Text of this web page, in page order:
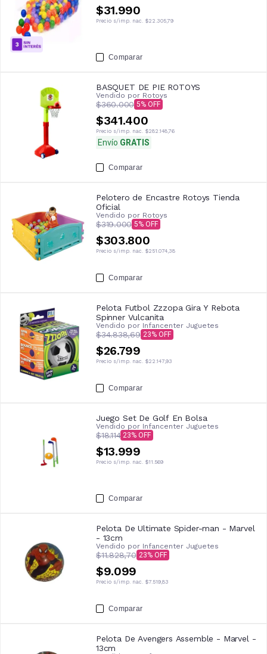
$31.990
Precio s/imp. nac. $22.305,79
Comparar
BASQUET DE PIE ROTOYS
Vendido por Rotoys
$360.000 5
$341.400
Precio s/imp. nac. $282.148,76
Envío GRATIS
Comparar
Pelotero de Encastre Rotoys Tienda
Oficial
Vendido por Rotoys
$319.000 5
$303.800
Precio s/imp. nac. $251.074,38
Comparar
Pelota Futbol Zzzopa Gira Y Rebota
Spinner Vulcanita
Vendido por Infancenter Juguetes
$34.838,69 23
$26.799
Precio s/imp. nac. $22.147,93
Comparar
Juego Set De Golf En Bolsa
Vendido por Infancenter Juguetes
$18.114 23
$13.999
Precio s/imp. nac. $11.569
Comparar
Pelota De Ultimate Spider-man - Marvel
- 13cm
Vendido por Infancenter Juguetes
$11.828,70 23
$9.099
Precio s/imp. nac. $7.519,83
Comparar
Pelota De Avengers Assemble - Marvel -
13cm